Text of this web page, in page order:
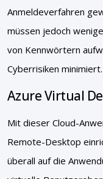
Anmeldeverfahren
müssen jedoch
von Kennwörtern
Cyberrisiken minimiert.
Azure Virtual
Mit dieser Cloud-
Remote-Desktop
überall auf die